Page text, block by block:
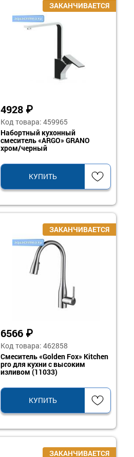
4928 ₽
Код товара: 459965
Набортный кухонный
смеситель «ARGO» GRANO
хром/черный
КУПИТЬ
6566 ₽
Код товара: 462858
Смеситель «Golden Fox» Kitchen
pro для кухни с высоким
изливом (11033)
КУПИТЬ